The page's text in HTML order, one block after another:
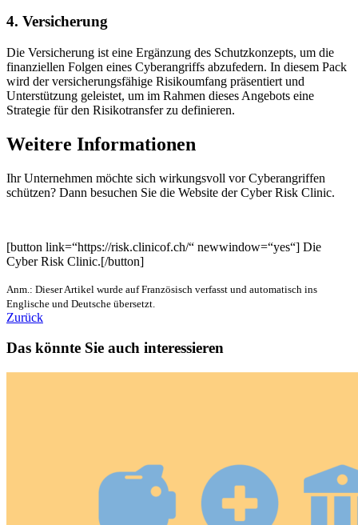
4. Versicherung
Die Versicherung ist eine Ergänzung des Schutzkonzepts, um die
finanziellen Folgen eines Cyberangriffs abzufedern. In diesem Pack
wird der versicherungsfähige Risikoumfang präsentiert und
Unterstützung geleistet, um im Rahmen dieses Angebots eine
Strategie für den Risikotransfer zu definieren.
Weitere Informationen
Ihr Unternehmen möchte sich wirkungsvoll vor Cyberangriffen
schützen? Dann besuchen Sie die Website der Cyber Risk Clinic.
[button link=“https://risk.clinicof.ch/“ newwindow=“yes“] Die
Cyber Risk Clinic.[/button]
Anm.: Dieser Artikel wurde auf Französisch verfasst und automatisch ins
Englische und Deutsche übersetzt.
Zurück
Das könnte Sie auch interessieren